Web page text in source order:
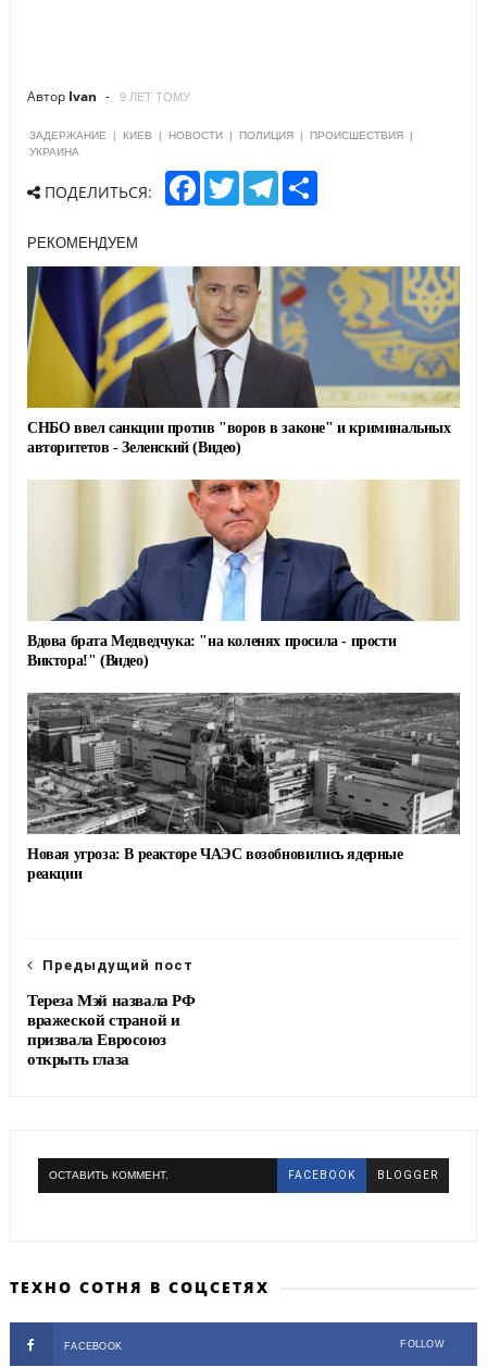
Автор Ivan 9 ЛЕТ ТОМУ
ЗАДЕРЖАНИЕ | КИЕВ | НОВОСТИ | ПОЛИЦИЯ | ПРОИСШЕСТВИЯ
|
УКРАИНА
ПОДЕЛИТЬСЯ:
F
o
o
k
T
w
e
r
T
r
a
m
S
РЕКОМЕНДУЕМ
СНБО ввел санкции против "воров в законе" и криминальных
авторитетов - Зеленский (Видео)
Вдова брата Медведчука: "на коленях просила - прости
Виктора!" (Видео)
Новая угроза: В реакторе ЧАЭС возобновились ядерные
реакции
Предыдущий пост
Тереза Мэй назвала РФ
вражеской страной и
призвала Евросоюз
открыть глаза
ОСТАВИТЬ КОММЕНТ. FACEBOOK BLOGGER
ТЕХНО СОТНЯ В СОЦСЕТЯХ
FACEBOOK FOLLOW